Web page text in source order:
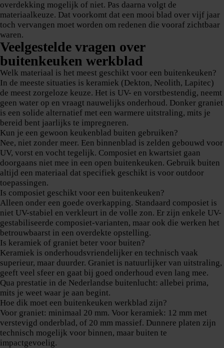
overdekking mogelijk of niet. Pas daarna volgt de
materiaalkeuze. Dat voorkomt dat een mooi blad over vijf jaar
toch vervangen moet worden om redenen die vooraf zichtbaar
waren.
Veelgestelde vragen over
buitenkeuken werkblad
Welk materiaal is het meest geschikt voor een buitenkeuken?
In de meeste situaties is keramiek (Dekton, Neolith, Lapitec)
de meest zorgeloze keuze. Het is UV- en vorstbestendig, neemt
geen water op en vraagt nauwelijks onderhoud. Donker graniet
is een solide alternatief met een warmere uitstraling, mits je
bereid bent jaarlijks te impregneren.
Kun je een gewoon keukenblad buiten gebruiken?
Nee, niet zonder meer. Een binnenblad is zelden gebouwd voor
UV, vorst en vocht tegelijk. Composiet en kwartsiet gaan
doorgaans niet mee in een open buitenkeuken. Gebruik buiten
altijd een materiaal dat specifiek geschikt is voor outdoor
toepassingen.
Is composiet geschikt voor een buitenkeuken?
Alleen onder een goede overkapping. Standaard composiet is
niet UV-stabiel en verkleurt in de volle zon. Er zijn enkele UV-
gestabiliseerde composiet-varianten, maar ook die werken het
betrouwbaarst in een overdekte opstelling.
Is keramiek of graniet beter voor buiten?
Keramiek is onderhoudsvriendelijker en technisch vaak
superieur, maar duurder. Graniet is natuurlijker van uitstraling,
geeft veel sfeer en gaat bij goed onderhoud even lang mee.
Qua prestatie in de Nederlandse buitenlucht: allebei prima,
mits je weet waar je aan begint.
Hoe dik moet een buitenkeuken werkblad zijn?
Voor graniet: minimaal 20 mm. Voor keramiek: 12 mm met
verstevigd onderblad, of 20 mm massief. Dunnere platen zijn
technisch mogelijk voor binnen, maar buiten te
impactgevoelig.